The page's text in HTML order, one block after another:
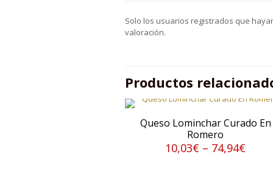
Solo los usuarios registrados que
valoración.
Productos
Queso Lominchar Curado En
Romero
10,03€ – 74,94€